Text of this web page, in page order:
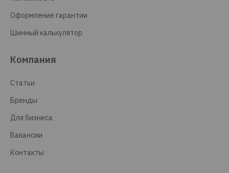
Оформление гарантии
Шинный калькулятор
Компания
Статьи
Бренды
Для бизнеса
Вакансии
Контакты